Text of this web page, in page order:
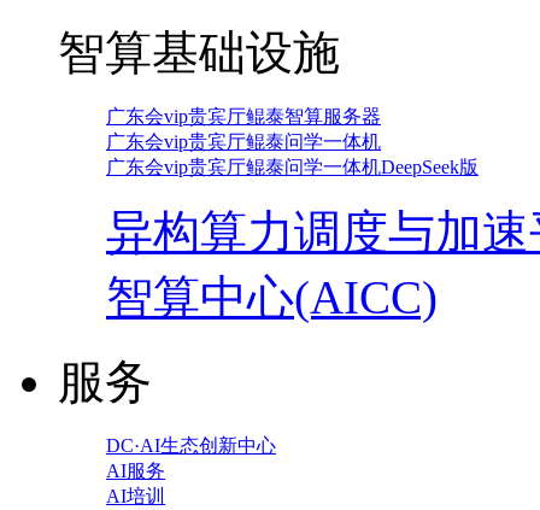
智算基础设施
广东会vip贵宾厅鲲泰智算服务器
广东会vip贵宾厅鲲泰问学一体机
广东会vip贵宾厅鲲泰问学一体机DeepSeek版
异构算力调度与加
智算中心(AICC)
服务
DC·AI生态创新中心
AI服务
AI培训